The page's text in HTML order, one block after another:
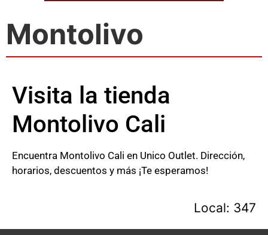
Montolivo
Visita la tienda
Montolivo Cali
Encuentra Montolivo Cali en Unico Outlet. Dirección,
horarios, descuentos y más ¡Te esperamos!
Local: 347